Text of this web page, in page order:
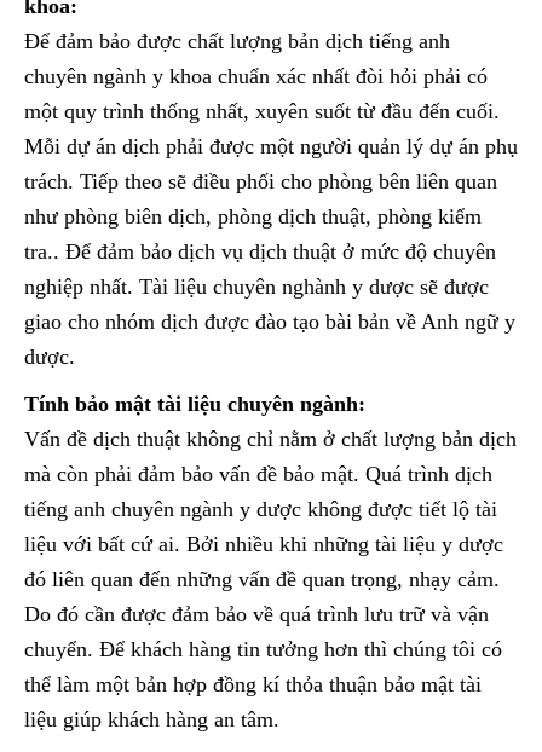
khoa:
Để đảm bảo được chất lượng bản dịch tiếng anh
chuyên ngành y khoa chuẩn xác nhất đòi hỏi phải có
một quy trình thống nhất, xuyên suốt từ đầu đến cuối.
Mỗi dự án dịch phải được một người quản lý dự án phụ
trách. Tiếp theo sẽ điều phối cho phòng bên liên quan
như phòng biên dịch, phòng dịch thuật, phòng kiểm
tra.. Để đảm bảo dịch vụ dịch thuật ở mức độ chuyên
nghiệp nhất. Tài liệu chuyên nghành y dược sẽ được
giao cho nhóm dịch được đào tạo bài bản về Anh ngữ y
dược.
Tính bảo mật tài liệu chuyên ngành:
Vấn đề dịch thuật không chỉ nằm ở chất lượng bản dịch
mà còn phải đảm bảo vấn đề bảo mật. Quá trình dịch
tiếng anh chuyên ngành y dược không được tiết lộ tài
liệu với bất cứ ai. Bởi nhiều khi những tài liệu y dược
đó liên quan đến những vấn đề quan trọng, nhạy cảm.
Do đó cần được đảm bảo về quá trình lưu trữ và vận
chuyển. Để khách hàng tin tưởng hơn thì chúng tôi có
thể làm một bản hợp đồng kí thỏa thuận bảo mật tài
liệu giúp khách hàng an tâm.